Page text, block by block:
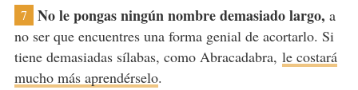
7 No le pongas ningún nombre demasiado largo, a
no ser que encuentres una forma genial de acortarlo. Si
tiene demasiadas sílabas, como Abracadabra, le costará
mucho más aprendérselo.